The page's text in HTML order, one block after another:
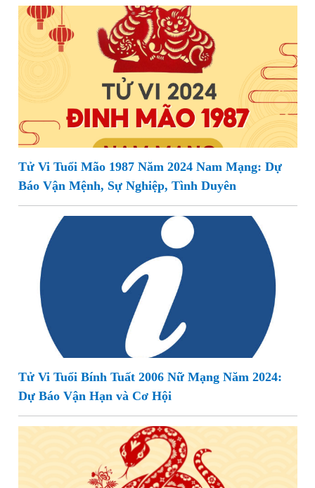
Tử Vi Tuổi Mão 1987 Năm 2024 Nam Mạng: Dự
Báo Vận Mệnh, Sự Nghiệp, Tình Duyên
Tử Vi Tuổi Bính Tuất 2006 Nữ Mạng Năm 2024:
Dự Báo Vận Hạn và Cơ Hội